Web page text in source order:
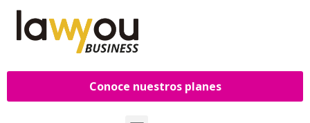
Conoce nuestros planes